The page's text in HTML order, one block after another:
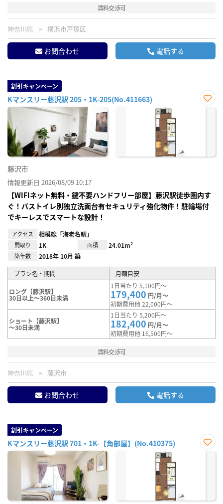
賃料交渉可
神奈川県 横浜市戸塚区
お問合わせ 電話する
割引キャンペーン
Kマンスリー藤沢駅 205・1K-205(No.411663)
お気
藤沢市
情報更新日 2026/08/09 10:17
【WIFIネット無料・鍵不要ハンドフリー部屋】藤沢駅徒歩圏内す
ぐ！バストイレ別独立洗面台有セキュリティ強化物件！駐輪場付
でキーレスでスマートな設計！
アクセス 相模線「海老名駅」
間取り 1K 面積 24.01m²
築年数 2018年 10月 築
プラン名・期間 月額目安
ロング【藤沢駅】
30日以上～360日未満
1日当たり 5,100円～
179,400 円/月～
初期費用他 22,000円～
ショート【藤沢駅】
～30日未満
1日当たり 5,200円～
182,400 円/月～
初期費用他 16,500円～
賃料交渉可
神奈川県 藤沢市
お問合わせ 電話する
割引キャンペーン
Kマンスリー藤沢駅 701・1K-【角部屋】(No.410375)
お気